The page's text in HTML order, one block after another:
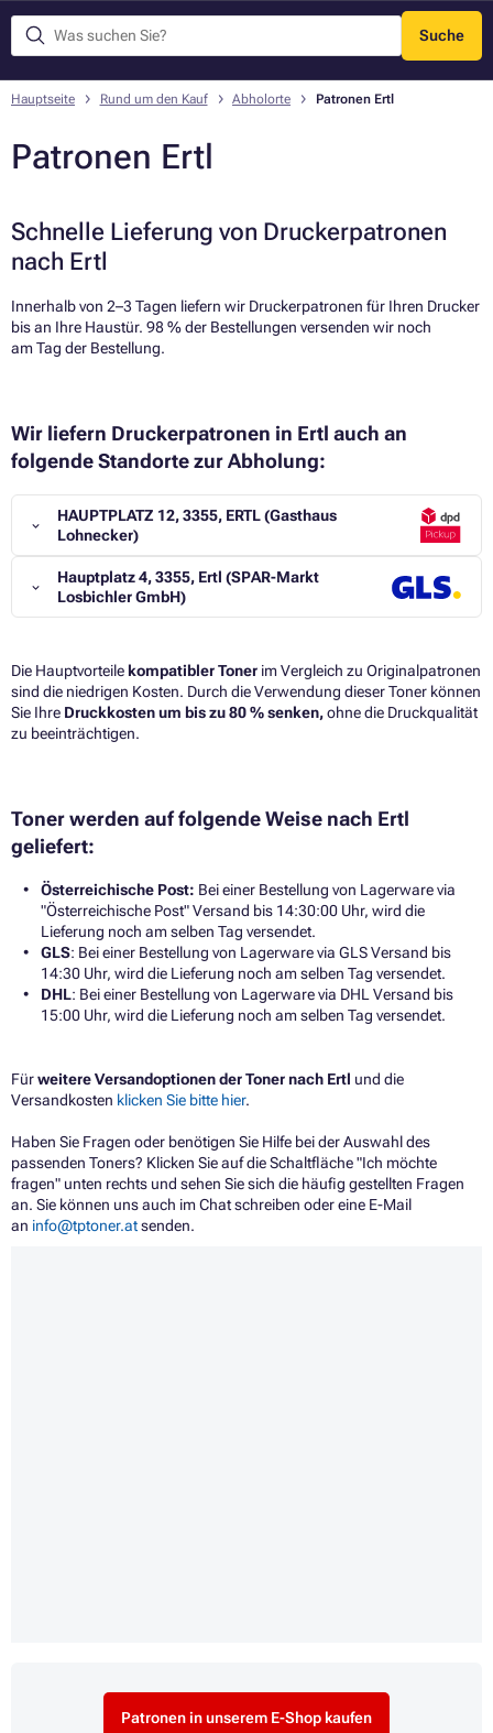
Suche
Menü
Hauptseite Rund um den Kauf Abholorte Patronen Ertl
Patronen Ertl
Schnelle Lieferung von Druckerpatronen
nach Ertl
Innerhalb von 2–3 Tagen liefern wir Druckerpatronen für Ihren Drucker
bis an Ihre Haustür. 98 % der Bestellungen versenden wir noch
am Tag der Bestellung.​
Wir liefern Druckerpatronen in Ertl auch an
folgende Standorte zur Abholung:
HAUPTPLATZ 12, 3355, ERTL (Gasthaus
Lohnecker)
Hauptplatz 4, 3355, Ertl (SPAR-Markt
Losbichler GmbH)
Die Hauptvorteile kompatibler Toner im Vergleich zu Originalpatronen
sind die niedrigen Kosten. Durch die Verwendung dieser Toner können
Sie Ihre Druckkosten um bis zu 80 % senken,ohne die Druckqualität
zu beeinträchtigen.​
Toner werden auf folgende Weise nach Ertl
geliefert:
Österreichische Post: Bei einer Bestellung von Lagerware via
"Österreichische Post" Versand bis 14:30:00 Uhr, wird die
Lieferung noch am selben Tag versendet.
GLS: Bei einer Bestellung von Lagerware via GLS Versand bis
14:30 Uhr, wird die Lieferung noch am selben Tag versendet.
DHL: Bei einer Bestellung von Lagerware via DHL Versand bis
15:00 Uhr, wird die Lieferung noch am selben Tag versendet.
Fürweitere Versandoptionen der Toner nach Ertl und die
Versandkosten klicken Sie bitte hier.
Haben Sie Fragen oder benötigen Sie Hilfe bei der Auswahl des
passenden Toners? Klicken Sie auf die Schaltfläche "Ich möchte
fragen" unten rechts und sehen Sie sich die häufig gestellten Fragen
an. Sie können uns auch im Chat schreiben oder eine E-Mail
an info@tptoner.atsenden.
Patronen in unserem E-Shop kaufen